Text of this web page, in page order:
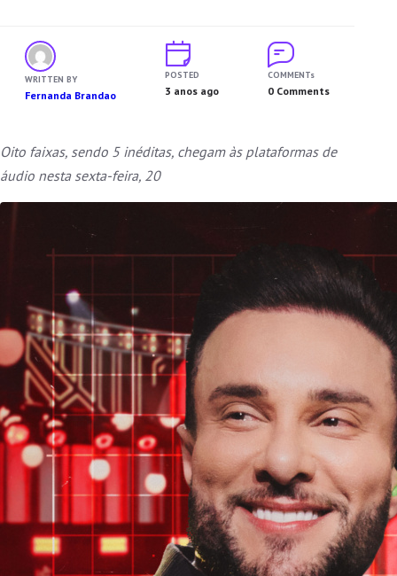
WRITTEN BY
Fernanda Brandao
POSTED
3 anos ago
COMMENTs
0 Comments
Oito faixas, sendo 5 inéditas, chegam às plataformas de
áudio nesta sexta-feira, 20